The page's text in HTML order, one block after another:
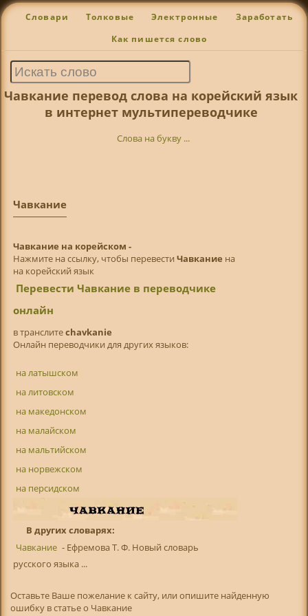
Словари Толковые Электронные Заработать
Как пишется слово
Чавкание перевод слова на корейский язык
в интернет мультипереводчике
Слова на букву ...
Чавкание
Чавкание на корейском -
Нажмите на ссылку, чтобы перевести Чавкание на
на корейский язык
Перевести Чавкание в переводчике
онлайн
в транслитechavkanie
Онлайн переводчики для других языков:
на латышском
на литовском
на македонском
на малайском
на мальтийском
на норвежском
на персидском
В других словарях:
Чавкание - Ефремова Т. Ф. Новый словарь
русского языка ...
Оставьте Ваше пожелание к сайту, или опишите найденную
ошибку в статье о Чавкание